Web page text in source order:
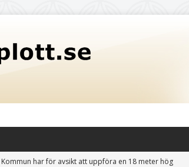
Kommun har för avsikt att uppföra en 18 meter hög